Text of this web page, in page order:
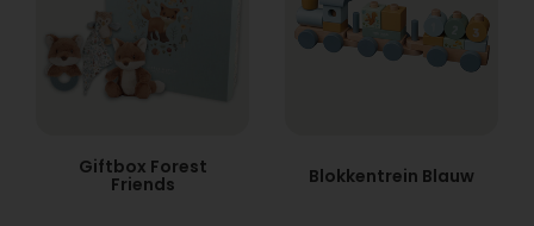
Giftbox Forest
Friends Blokkentrein Blauw